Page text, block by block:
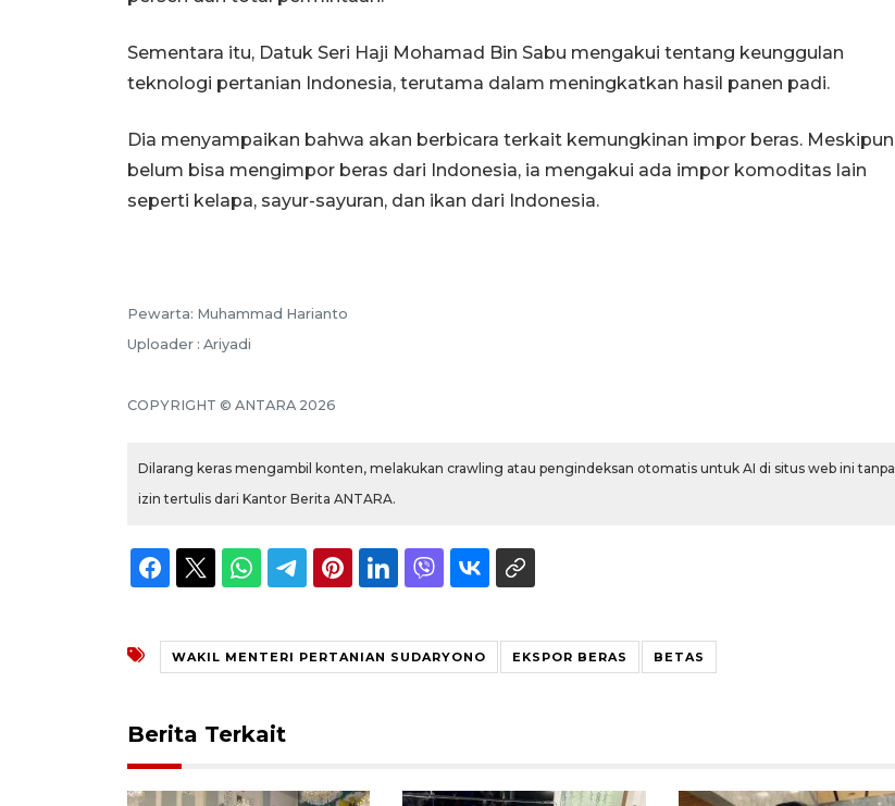
Sementara itu, Datuk Seri Haji Mohamad Bin Sabu mengakui tentang keunggulan
teknologi pertanian Indonesia, terutama dalam meningkatkan hasil panen padi.
Dia menyampaikan bahwa akan berbicara terkait kemungkinan impor beras. Meskipun
belum bisa mengimpor beras dari Indonesia, ia mengakui ada impor komoditas lain
seperti kelapa, sayur-sayuran, dan ikan dari Indonesia.
Pewarta: Muhammad Harianto
Uploader : Ariyadi
COPYRIGHT © ANTARA 2026
Dilarang keras mengambil konten, melakukan crawling atau pengindeksan otomatis untuk AI di situs web ini tanpa
izin tertulis dari Kantor Berita ANTARA.
WAKIL MENTERI PERTANIAN SUDARYONO EKSPOR BERAS BETAS
Berita Terkait